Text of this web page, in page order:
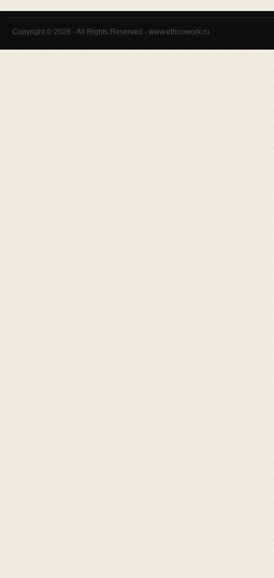
Copyright © 2026 - All Rights Reserved - www.ethnowork.ru